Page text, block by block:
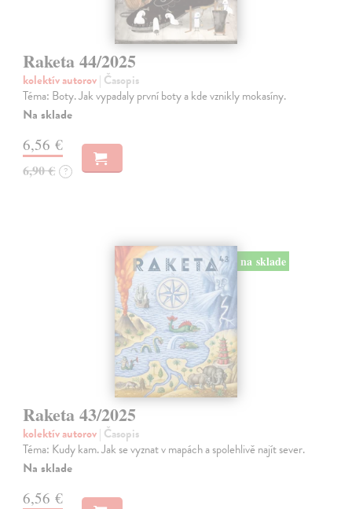
Raketa 44/2025
kolektív autorov| Časopis
Téma: Boty. Jak vypadaly první boty a kde vznikly mokasíny.
Na sklade
6,56 €
6,90 € ?
na sklade
Raketa 43/2025
kolektív autorov| Časopis
Téma: Kudy kam. Jak se vyznat v mapách a spolehlivě najít sever.
Na sklade
6,56 €